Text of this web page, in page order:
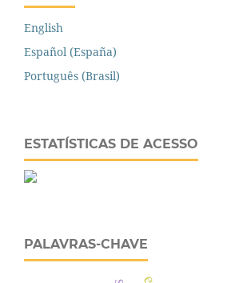
English
Español (España)
Português (Brasil)
ESTATÍSTICAS DE ACESSO
PALAVRAS-CHAVE